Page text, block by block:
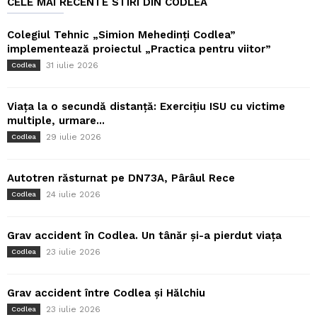
Colegiul Tehnic „Simion Mehedinți Codlea”
implementează proiectul „Practica pentru viitor”
Codlea 31 iulie 2026
Viața la o secundă distanță: Exercițiu ISU cu victime
multiple, urmare...
Codlea 29 iulie 2026
Autotren răsturnat pe DN73A, Pârâul Rece
Codlea 24 iulie 2026
Grav accident în Codlea. Un tânăr și-a pierdut viața
Codlea 23 iulie 2026
Grav accident între Codlea și Hălchiu
Codlea 23 iulie 2026